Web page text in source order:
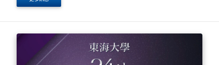
防禦技術主要主管，領導彈道飛彈防禦和太空系統的遙感
技術和系統方面的....